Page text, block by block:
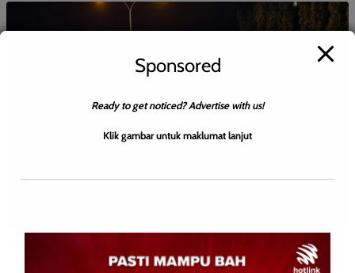
Tiga Pemandu Mabuk Dicekup
Sponsored
Ready to get noticed? Advertise with us!
Klik gambar untuk maklumat lanjut